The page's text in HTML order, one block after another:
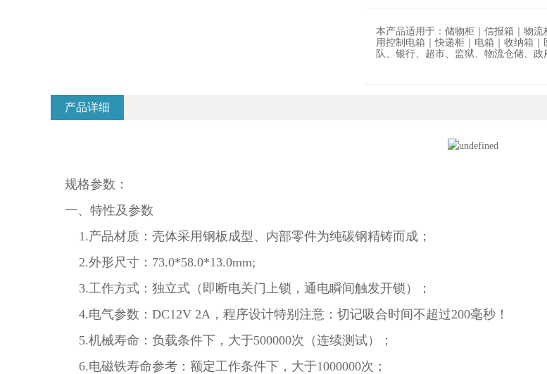
本产品适用于：储物柜｜信报箱｜物
用控制电箱｜快递柜｜电箱｜收纳箱
队、银行、超市、监狱、物流仓储、政
产品详细
规格参数：
一、特性及参数
1.产品材质：壳体采用钢板成型、内部零件为纯碳钢精铸而成；
2.外形尺寸：73.0*58.0*13.0mm;
3.工作方式：独立式（即断电关门上锁，通电瞬间触发开锁）；
4.电气参数：DC12V 2A，程序设计特别注意：切记吸合时间不超过200毫秒！
5.机械寿命：负载条件下，大于500000次（连续测试）；
6.电磁铁寿命参考：额定工作条件下，大于1000000次；